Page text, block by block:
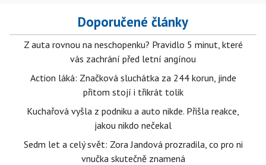
Doporučené články
Z auta rovnou na neschopenku? Pravidlo 5 minut, které
vás zachrání před letní angínou
Action láká: Značková sluchátka za 244 korun, jinde
přitom stojí i třikrát tolik
Kuchařová vyšla z podniku a auto nikde. Přišla reakce,
jakou nikdo nečekal
Sedm let a celý svět: Zora Jandová prozradila, co pro ni
vnučka skutečně znamená